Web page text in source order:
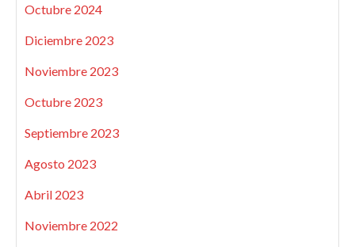
Octubre 2024
Diciembre 2023
Noviembre 2023
Octubre 2023
Septiembre 2023
Agosto 2023
Abril 2023
Noviembre 2022